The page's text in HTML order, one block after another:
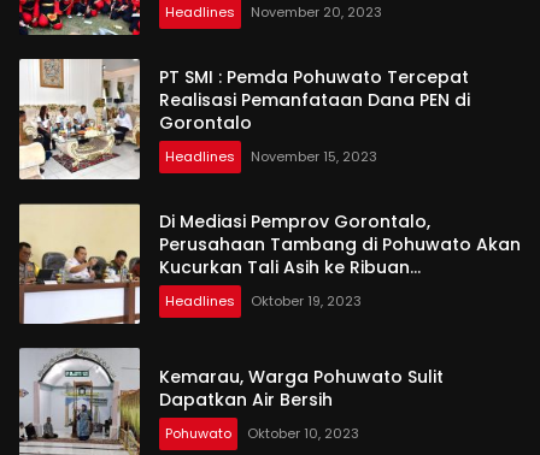
Headlines November 20, 2023
PT SMI : Pemda Pohuwato Tercepat
Realisasi Pemanfataan Dana PEN di
Gorontalo
Headlines November 15, 2023
Di Mediasi Pemprov Gorontalo,
Perusahaan Tambang di Pohuwato Akan
Kucurkan Tali Asih ke Ribuan
Penambang
Headlines Oktober 19, 2023
Kemarau, Warga Pohuwato Sulit
Dapatkan Air Bersih
Pohuwato Oktober 10, 2023